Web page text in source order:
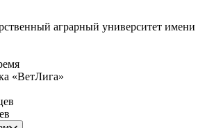
аграрный университет имени
«ВетЛига»